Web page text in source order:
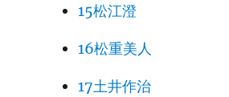
15松江澄
16松重美人
17土井作治